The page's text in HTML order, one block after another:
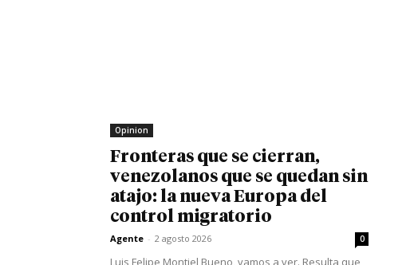
Opinion
Fronteras que se cierran,
venezolanos que se quedan sin
atajo: la nueva Europa del
control migratorio
Agente - 2 agosto 2026 0
Luis Felipe Montiel Bueno, vamos a ver. Resulta que